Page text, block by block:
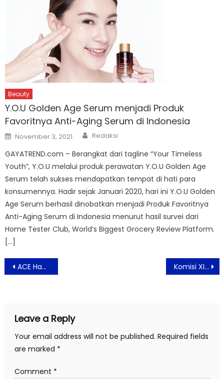
Beauty
Y.O.U Golden Age Serum menjadi Produk
Favoritnya Anti-Aging Serum di Indonesia
Posted
on
November 3, 2021 Author
Redaksi
GAYATREND.com – Berangkat dari tagline “Your Timeless
Youth”, Y.O.U melalui produk perawatan Y.O.U Golden Age
Serum telah sukses mendapatkan tempat di hati para
konsumennya. Hadir sejak Januari 2020, hari ini Y.O.U Golden
Age Serum berhasil dinobatkan menjadi Produk Favoritnya
Anti-Aging Serum di Indonesia menurut hasil survei dari
Home Tester Club, World’s Biggest Grocery Review Platform.
[…]
Post
navigation
ACE Hadirkan Layanan Baru dan Kegiatan Sosial di HUT ke-25 Komisi XI Akan Mengawal Mediasi AIA Dengan Mantan Agen
Leave a Reply
Your email address will not be published. Required fields
are marked *
Comment *